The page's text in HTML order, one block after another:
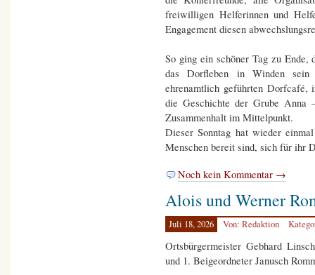
freiwilligen Helferinnen und
Engagement diesen
So ging ein schöner Tag zu
das Dorfleben in Winden sein
ehrenamtlich geführten Dorfcafé,
die Geschichte der Grube Anna
Zusammenhalt im Mittelpunkt.
Dieser Sonntag hat wieder
Menschen bereit sind, sich für ihr
Noch kein Kommentar →
Alois und Werner
Juli 18, 2026 Von: Redaktion
Ortsbürgermeister Gebhard
und 1. Beigeordneter Janusch